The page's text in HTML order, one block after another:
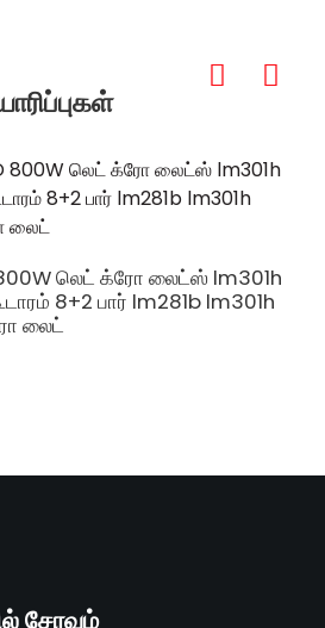
லெட் க்ரோ லைட்ஸ் lm301h
8+2 பார் lm281b lm301h
லைட்
சேரவும்